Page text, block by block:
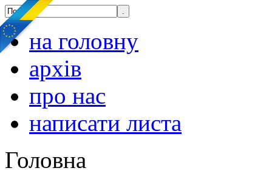
на головну
архів
про нас
написати листа
Головна